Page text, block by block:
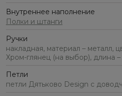
Внутреннее наполнение
Полки и штанги
Ручки
накладная, материал – металл,
Хром-глянец (на выбор), длина –
Петли
петли Дятьково Design с